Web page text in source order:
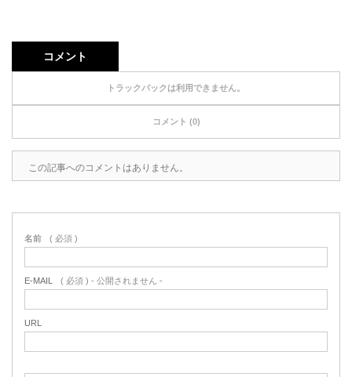
コメント
トラックバックは利用できません。
コメント (0)
この記事へのコメントはありません。
名前 ( 必須 )
E-MAIL ( 必須 ) - 公開されません -
URL